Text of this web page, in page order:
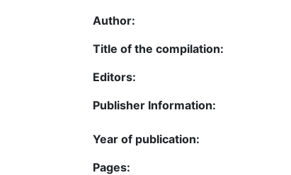
Author:
Title of the compilation:
Editors:
Publisher Information:
Year of publication:
Pages: